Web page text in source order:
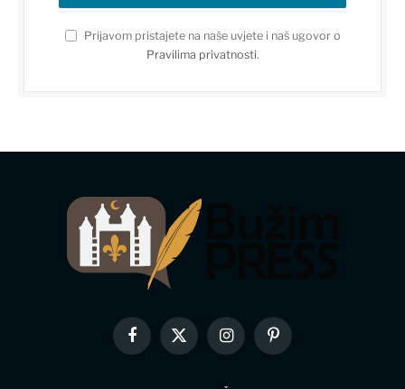
Prijavom pristajete na naše uvjete i naš ugovor o
Pravilima privatnosti.
Facebook
X
InstagramPinterest